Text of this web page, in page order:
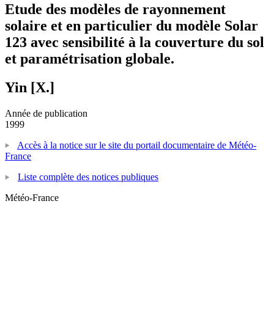
Etude des modèles de rayonnement
solaire et en particulier du modèle Solar
123 avec sensibilité à la couverture du sol
et paramétrisation globale.
Yin [X.]
Année de publication
1999
Accès à la notice sur le site du portail documentaire de Météo-
France
Liste complète des notices publiques
Météo-France